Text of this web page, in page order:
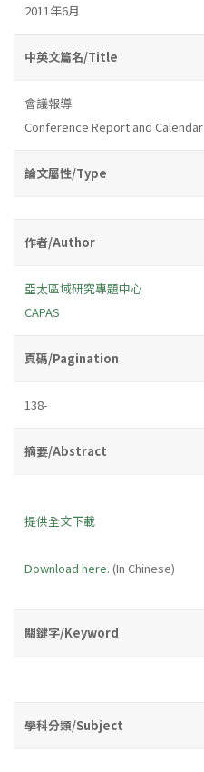
2011年6月
中英文篇名/Title
會議報導
Conference Report and Calendar
論文屬性/Type
作者/Author
亞太區域研究專題中心
CAPAS
頁碼/Pagination
138-
摘要/Abstract
提供全文下載
Download here. (In Chinese)
關鍵字/Keyword
學科分類/Subject